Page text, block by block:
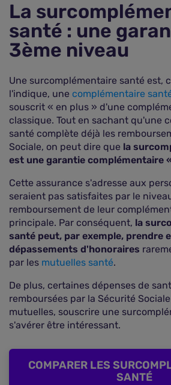
La
santé : une
3ème niveau
Une surcomplémentaire santé est,
l'indique, une complémentaire
souscrit « en plus » d'une
classique. Tout en sachant qu'une
santé complète déjà les
Sociale, on peut dire que la
est une garantie complémentaire
Cette assurance s'adresse aux
seraient pas satisfaites par le
remboursement de leur
principale. Par conséquent, la
santé peut, par exemple, prendre
dépassements d'honoraires
par les mutuelles santé.
De plus, certaines dépenses de
remboursées par la Sécurité
mutuelles, souscrire une
s'avérer être intéressant.
COMPARER LES
SANTÉ